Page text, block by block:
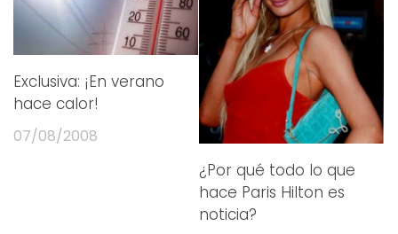
Exclusiva: ¡En verano
hace calor!
07/08/2008
¿Por qué todo lo que
hace Paris Hilton es
noticia?